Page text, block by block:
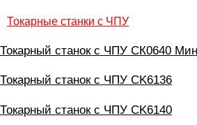
Токарные станки с ЧПУ
Токарный станок с ЧПУ СК0640
Токарный станок с ЧПУ CK6136
Токарный станок с ЧПУ CK6140